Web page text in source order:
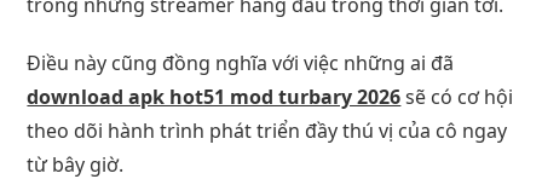
Điều này cũng đồng nghĩa với việc những ai đã
download apk hot51 mod turbary 2026sẽ có cơ hội
theo dõi hành trình phát triển đầy thú vị của cô ngay
từ bây giờ.